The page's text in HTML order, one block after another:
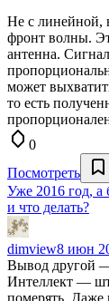
Не с линейной,
фронт волны.
антенна.
может
то есть
0
Посмотреть
Уже 2016 год, а
и что делать?
dimview8 июн
Вывод другой
Интеллект —
померять. Даже